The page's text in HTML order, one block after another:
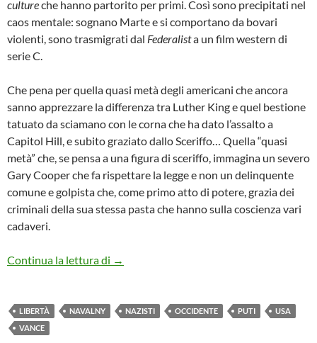
cultureche hanno partorito per primi. Così sono precipitati nel
caos mentale: sognano Marte e si comportano da bovari
violenti, sono trasmigrati dal Federalista un film western di
serie C.
Che pena per quella quasi metà degli americani che ancora
sanno apprezzare la differenza tra Luther King e quel bestione
tatuato da sciamano con le corna che ha dato l’assalto a
Capitol Hill, e subito graziato dallo Sceriffo… Quella “quasi
metà” che, se pensa a una figura di sceriffo, immagina un severo
Gary Cooper che fa rispettare la legge e non un delinquente
comune e golpista che, come primo atto di potere, grazia dei
criminali della sua stessa pasta che hanno sulla coscienza vari
cadaveri.
Continua la lettura di i magnifici diciotto. 2
→
LIBERTÀ NAVALNY NAZISTI OCCIDENTE PUTI
USA
VANCE